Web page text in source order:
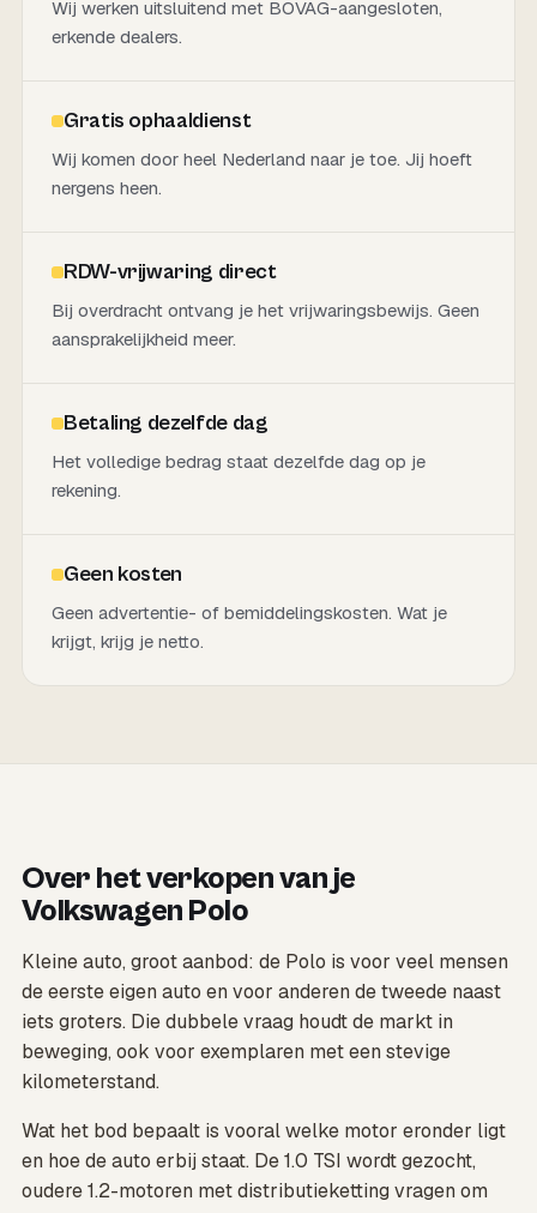
Wij werken uitsluitend met BOVAG-aangesloten,
erkende dealers.
Gratis ophaaldienst
Wij komen door heel Nederland naar je toe. Jij hoeft
nergens heen.
RDW-vrijwaring direct
Bij overdracht ontvang je het vrijwaringsbewijs. Geen
aansprakelijkheid meer.
Betaling dezelfde dag
Het volledige bedrag staat dezelfde dag op je
rekening.
Geen kosten
Geen advertentie- of bemiddelingskosten. Wat je
krijgt, krijg je netto.
Over het verkopen van je
Volkswagen Polo
Kleine auto, groot aanbod: de Polo is voor veel mensen
de eerste eigen auto en voor anderen de tweede naast
iets groters. Die dubbele vraag houdt de markt in
beweging, ook voor exemplaren met een stevige
kilometerstand.
Wat het bod bepaalt is vooral welke motor eronder ligt
en hoe de auto erbij staat. De 1.0 TSI wordt gezocht,
oudere 1.2-motoren met distributieketting vragen om